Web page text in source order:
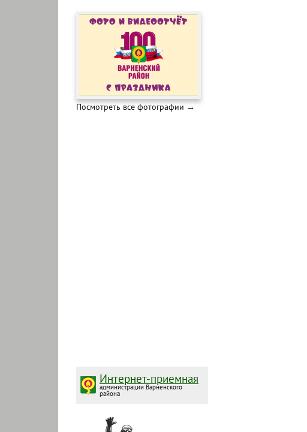
Посмотреть все фотографии →
Интернет-приемная
администрации Варненского
района